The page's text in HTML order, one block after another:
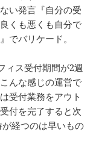
い発言『自分の受
くも悪くも自分で
でバリケード。
ィス受付期間が2週
んな感じの運営で
受付業務をアウト
付を完了すると次
経つのは早いもの